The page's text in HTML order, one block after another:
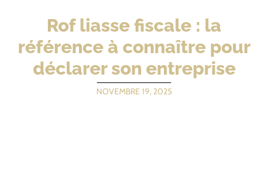
Rof liasse fiscale : la
référence à connaître pour
déclarer son entreprise
NOVEMBRE 19, 2025